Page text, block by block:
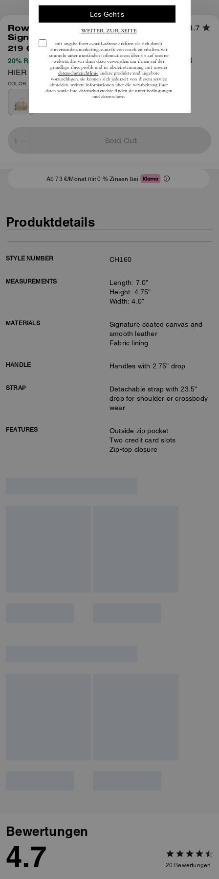
Rowan Mini-Satchel Aus
Signature-Canvas In Blockfarben
4.7
219 € inkl. MwSt.
20% RABATT BEIM CHECKOUT VOLLSTÄNDIGE AGB
HIER
COLOR: Gold/Helles Khaki Multi
Sold Out
Ab 73 €/Monat mit 0 % Zinsen bei
Produktdetails
STYLE NUMBER CH160
MEASUREMENTS
Length: 7.0"
Height: 4.75"
Width: 4.0"
MATERIALS
Signature coated canvas and
smooth leather
Fabric lining
HANDLE Handles with 2.75" drop
STRAP
Detachable strap with 23.5"
drop for shoulder or crossbody
wear
FEATURES
Outside zip pocket
Two credit card slots
Zip-top closure
Bewertungen
4.7 20 Bewertungen